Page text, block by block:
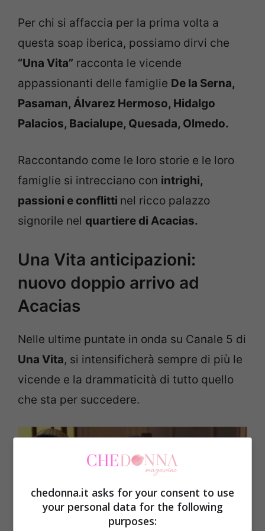
Per chi si affaccia per la prima volta a
questa soap iberica, possiamo dirvi che
“Una Vita” racconta le vicende
appassionanti delle famiglie De la Serna,
Pasaman, Álvarez Hermoso, Hidalgo
Palacios, Bacialupe, Quesada, Olmedo.
Raccontando come le loro storie e le loro
famiglie si intrecciano con intrighi,
passioni e conflitti nel ricco palazzo
signorile nel quartiere di Acacias.
Una Vita anticipazioni:
nuovo doppio arrivo ad
Acacias
Nelle ultime puntate in onda su Canale 5 di
Una Vita, si intensificherà sempre di più le
vicende e la drammaticità di tutto quello
che sta per succedere.
chedonna.it asks for your consent to use
your personal data for the following
purposes: